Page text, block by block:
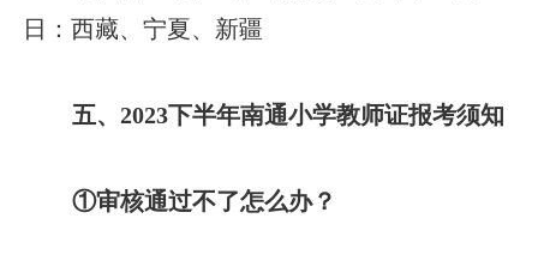
日：西藏、宁夏、新疆
五、2023下半年南通小学教师证报考须知
①审核通过不了怎么办？